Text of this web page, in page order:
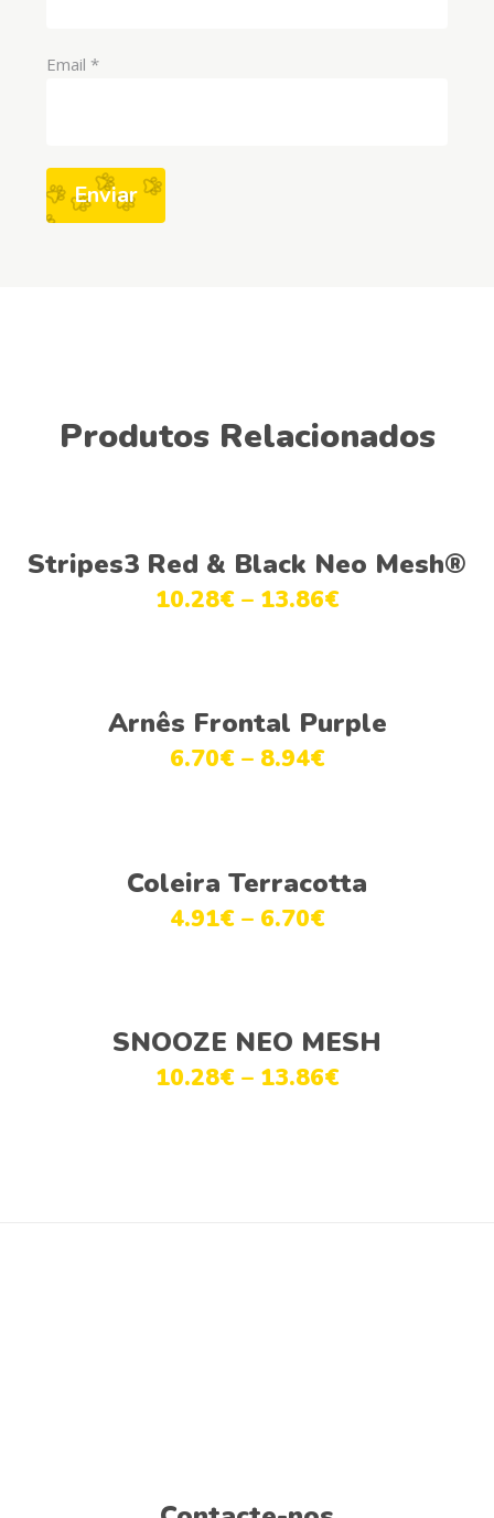
Email *
Produtos Relacionados
Ver opções
Stripes3 Red & Black Neo Mesh®
10.28€ – 13.86€
Ver opções
Arnês Frontal Purple
6.70€ – 8.94€
Ver opções
Coleira Terracotta
4.91€ – 6.70€
Ver opções
SNOOZE NEO MESH
10.28€ – 13.86€